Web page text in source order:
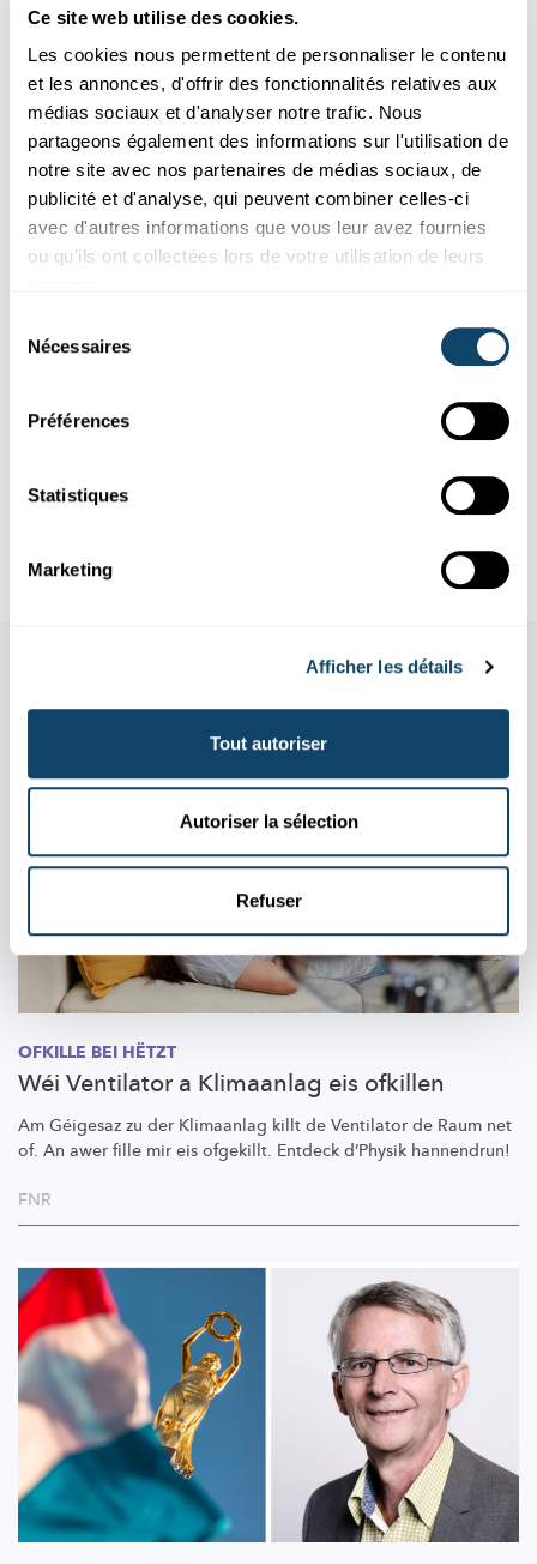
Ce site web utilise des cookies.
Les cookies nous permettent de personnaliser le contenu
et les annonces, d'offrir des fonctionnalités relatives aux
médias sociaux et d'analyser notre trafic. Nous
partageons également des informations sur l'utilisation de
notre site avec nos partenaires de médias sociaux, de
publicité et d'analyse, qui peuvent combiner celles-ci
avec d'autres informations que vous leur avez fournies
ou qu'ils ont collectées lors de votre utilisation de leurs
Nécessaires
Préférences
Statistiques
Marketing
Afficher les détails
Tout autoriser
Autoriser la sélection
Refuser
FNR
Expérimenter
LUFTDRUCK
Fais adhérer des gobelets à un ballon de
Ce diable ballon a un vide faible entre les deux oreilles.
Aussi dans cette rubrique
OFKILLE BEI HËTZT
Wéi Ventilator a Klimaanlag eis ofkillen
Am Géigesaz zu der Klimaanlag killt de Ventilator de Raum net
of. An awer fille mir eis ofgekillt. Entdeck d’Physik hannendrun!
FNR